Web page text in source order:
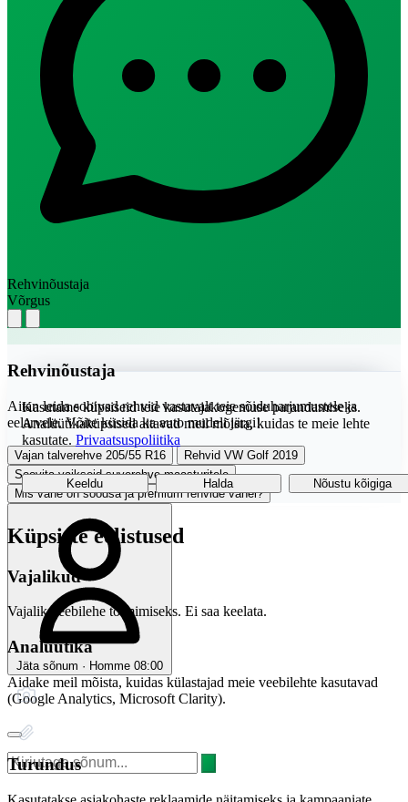
Rehvinõustaja
Võrgus
Rehvinõustaja
Aitan leida sobivad rehvid vastavalt teie sõiduharjumustele ja
eelarvele. Võite küsida ka auto mudeli järgi!
Vajan talverehve 205/55 R16
Rehvid VW Golf 2019
Soovita vaikseid suverehve maasturitele
Mis vahe on soodsa ja premium rehvide vahel?
Jäta sõnum · Homme 08:00
Kasutame küpsiseid teie kasutajakogemuse parandamiseks.
Analüütikaküpsised aitavad meil mõista, kuidas te meie lehte
kasutate. Privaatsuspoliitika
Keeldu Halda Nõustu kõigiga
Küpsiste eelistused
Vajalikud
Vajalik veebilehe toimimiseks. Ei saa keelata.
Analüütika
Aidake meil mõista, kuidas külastajad meie veebilehte kasutavad
(Google Analytics, Microsoft Clarity).
Turundus